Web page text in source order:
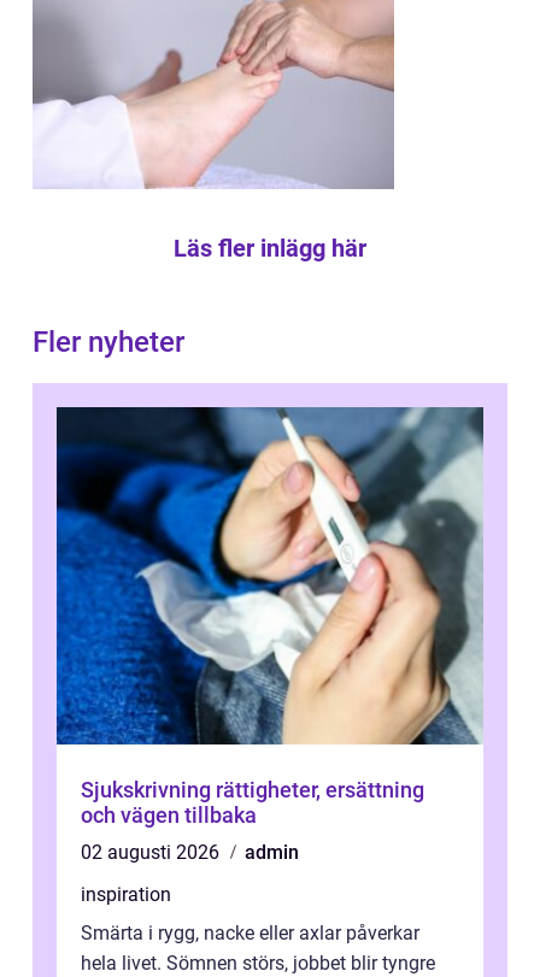
Läs fler inlägg här
Fler nyheter
Sjukskrivning rättigheter, ersättning
och vägen tillbaka
02 augusti 2026
admin
inspiration
Smärta i rygg, nacke eller axlar påverkar
hela livet. Sömnen störs, jobbet blir tyngre